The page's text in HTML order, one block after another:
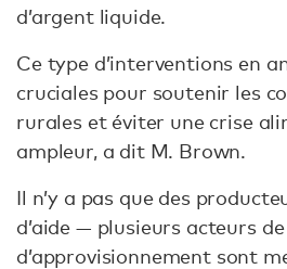
d’argent liquide.
Ce type d’interventions en
cruciales pour soutenir les
rurales et éviter une crise
ampleur, a dit M. Brown.
Il n’y a pas que des
d’aide — plusieurs acteurs
d’approvisionnement sont